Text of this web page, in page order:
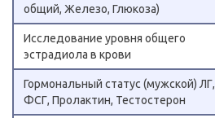
общий, Железо, Глюкоза)
Исследование уровня общего
эстрадиола в крови
Гормональный статус (мужской) ЛГ,
ФСГ, Пролактин, Тестостерон